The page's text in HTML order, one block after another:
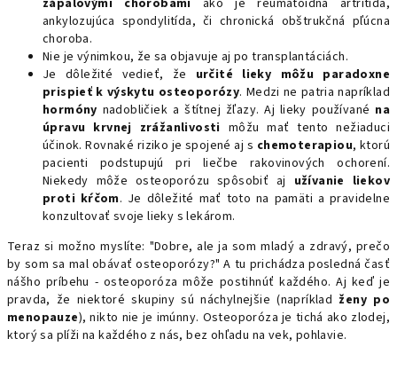
ankylozujúca spondylitída, či chronická obštrukčná pľúcna
choroba.
Nie je výnimkou, že sa objavuje aj po transplantáciách.
Je dôležité vedieť, že určité lieky môžu paradoxne
prispieť k výskytu osteoporózy. Medzi ne patria napríklad
hormóny nadobličiek a štítnej žľazy. Aj lieky používané na
úpravu krvnej zrážanlivosti môžu mať tento nežiaduci
účinok. Rovnaké riziko je spojené aj s chemoterapiou, ktorú
pacienti podstupujú pri liečbe rakovinových ochorení.
Niekedy môže osteoporózu spôsobiť aj užívanie liekov
proti kŕčom. Je dôležité mať toto na pamäti a pravidelne
konzultovať svoje lieky s lekárom.
Teraz si možno myslíte: "Dobre, ale ja som mladý a zdravý, prečo
by som sa mal obávať osteoporózy?" A tu prichádza posledná časť
nášho príbehu - osteoporóza môže postihnúť každého. Aj keď je
pravda, že niektoré skupiny sú náchylnejšie (napríklad ženy po
menopauze), nikto nie je imúnny. Osteoporóza je tichá ako zlodej,
ktorý sa plíži na každého z nás, bez ohľadu na vek, pohlavie.